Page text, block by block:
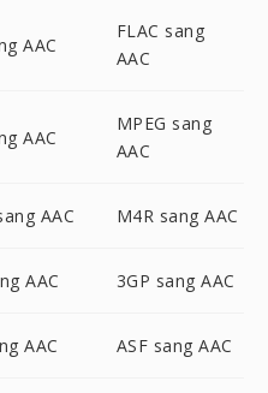
AAC
FLAC sang
AAC
AAC
MPEG sang
AAC
AAC M4R sang AAC
AAC 3GP sang AAC
AAC ASF sang AAC